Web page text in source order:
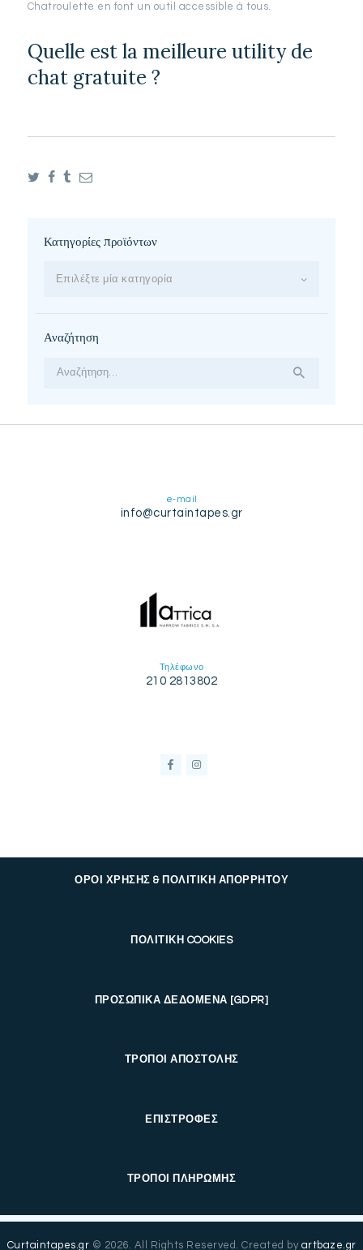
Chatroulette en font un outil accessible à tous.
Quelle est la meilleure utility de
chat gratuite ?
Κατηγορίες προϊόντων
Επιλέξτε μία κατηγορία
Αναζήτηση
Αναζήτηση
e-mail
info@curtaintapes.gr
Τηλέφωνο
210 2813802
ΟΡΟΙ ΧΡΗΣΗΣ & ΠΟΛΙΤΙΚΗ ΑΠΟΡΡΗΤΟΥ
ΠΟΛΙΤΙΚΗ COOKIES
ΠΡΟΣΩΠΙΚΑ ΔΕΔΟΜΕΝΑ [GDPR]
ΤΡΟΠΟΙ ΑΠΟΣΤΟΛΗΣ
ΕΠΙΣΤΡΟΦΕΣ
ΤΡΟΠΟΙ ΠΛΗΡΩΜΗΣ
Curtaintapes.gr © 2026. All Rights Reserved. Created by artbaze.gr